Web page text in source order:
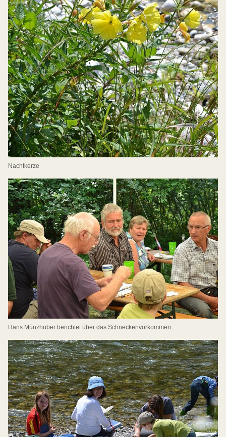
Nachtkerze
Hans Münzhuber berichtet über das Schneckenvorkommen